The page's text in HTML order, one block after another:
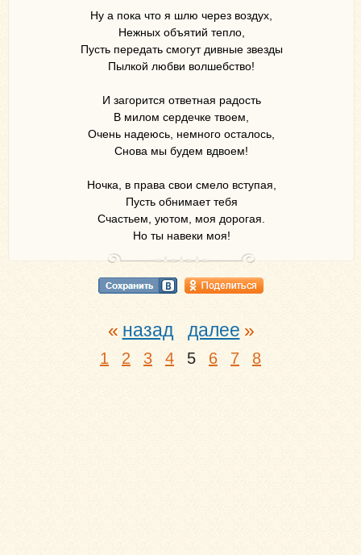
Ну а пока что я шлю через воздух,
Нежных объятий тепло,
Пусть передать смогут дивные звезды
Пылкой любви волшебство!
И загорится ответная радость
В милом сердечке твоем,
Очень надеюсь, немного осталось,
Снова мы будем вдвоем!
Ночка, в права свои смело вступая,
Пусть обнимает тебя
Счастьем, уютом, моя дорогая.
Но ты навеки моя!
назад
1 2 3 4 5 6 7 8
далее